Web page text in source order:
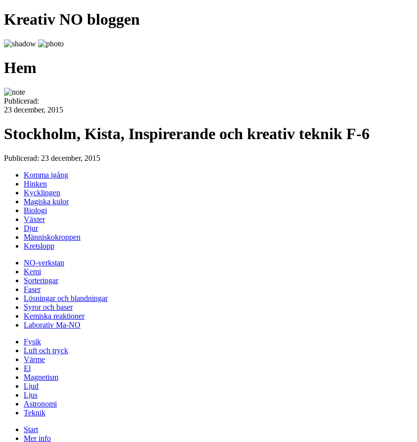
Kreativ NO bloggen
Hem
Publicerad:
23 december, 2015
Stockholm, Kista, Inspirerande och kreativ teknik F-6
Publicerad: 23 december, 2015
Komma igång
Hinken
Kycklingen
Magiska kulor
Biologi
Växter
Djur
Människokroppen
Kretslopp
NO-verkstan
Kemi
Sorteringar
Faser
Lösningar och blandningar
Syror och baser
Kemiska reaktioner
Laborativ Ma-NO
Fysik
Luft och tryck
Värme
El
Magnetism
Ljud
Ljus
Astronomi
Teknik
Start
Mer info